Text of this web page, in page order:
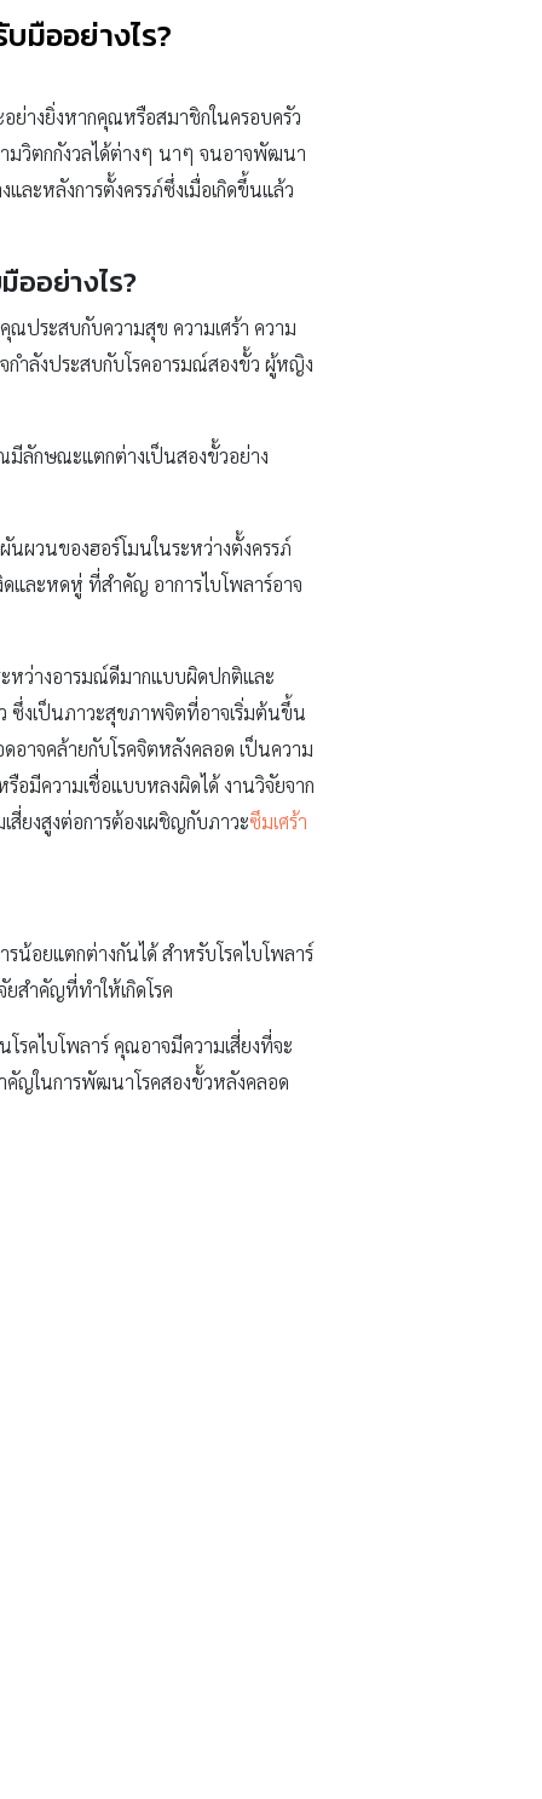
มืออย่างไร?
ย่างยิ่งหากคุณหรือสมาชิกในครอบครัว
ามวิตกกังวลได้ต่างๆ นาๆ จนอาจพัฒนา
ละหลังการตั้งครรภ์ซึ่งเมื่อเกิดขึ้นแล้ว
ออย่างไร?
ประสบกับความสุข ความเศร้า ความ
ำลังประสบกับโรคอารมณ์สองขั้ว ผู้หญิง
มีลักษณะแตกต่างเป็นสองขั้วอย่าง
ผวนของฮอร์โมนในระหว่างตั้งครรภ์
และหดหู่ ที่สำคัญ อาการไบโพลาร์อาจ
หว่างอารมณ์ดีมากแบบผิดปกติและ
ซึ่งเป็นภาวะสุขภาพจิตที่อาจเริ่มต้นขึ้น
าจคล้ายกับโรคจิตหลังคลอด เป็นความ
อมีความเชื่อแบบหลงผิดได้ งานวิจัยจาก
ยงสูงต่อการต้องเผชิญกับภาวะซึมเศร้า
น้อยแตกต่างกันได้ สำหรับโรคไบโพลาร์
สำคัญที่ทำให้เกิดโรค
รคไบโพลาร์ คุณอาจมีความเสี่ยงที่จะ
ญในการพัฒนาโรคสองขั้วหลังคลอด